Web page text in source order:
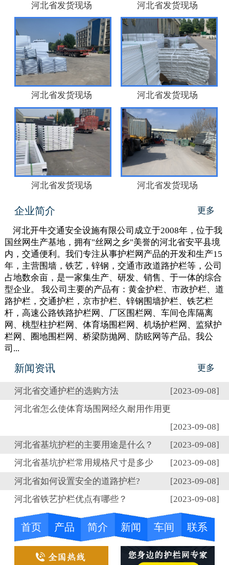
河北省发货现场 河北省发货现场
河北省发货现场 河北省发货现场
河北省发货现场 河北省发货现场
企业简介 更多
河北开牛交通安全设施有限公司成立于2008年，位于我
国丝网生产基地，拥有"丝网之乡"美誉的河北省安平县境
内，交通便利。我们专注从事护栏网产品的开发和生产15
年，主营围墙，铁艺，锌钢，交通市政道路护栏等，公司
占地数余亩，是一家集生产、研发、销售、于一体的综合
型企业。 我公司主要的产品有：黄金护栏、市政护栏、道
路护栏，交通护栏，京市护栏、锌钢围墙护栏、铁艺栏
杆，高速公路铁路护栏网、厂区围栏网、车间仓库隔离
网、桃型柱护栏网、体育场围栏网、机场护栏网、监狱护
栏网、圈地围栏网、桥梁防抛网、防眩网等产品。我公
司...
新闻资讯 更多
河北省交通护栏的选购方法
[2023-09-08]
河北省怎么使体育场围网经久耐用作用更
[2023-09-08]
河北省基坑护栏的主要用途是什么？
[2023-09-08]
河北省基坑护栏常用规格尺寸是多少
[2023-09-08]
河北省如何设置安全的道路护栏?
[2023-09-08]
河北省铁艺护栏优点有哪些？
[2023-09-08]
首页 产品 简介 新闻 车间 联系